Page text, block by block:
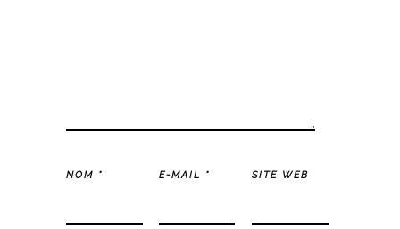
NOM * E-MAIL * SITE WEB